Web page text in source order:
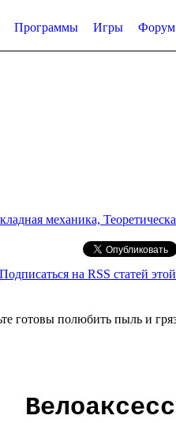
Программы Игры Форум
механика,
Подписаться на RSS статей
готовы полюбить пыль и